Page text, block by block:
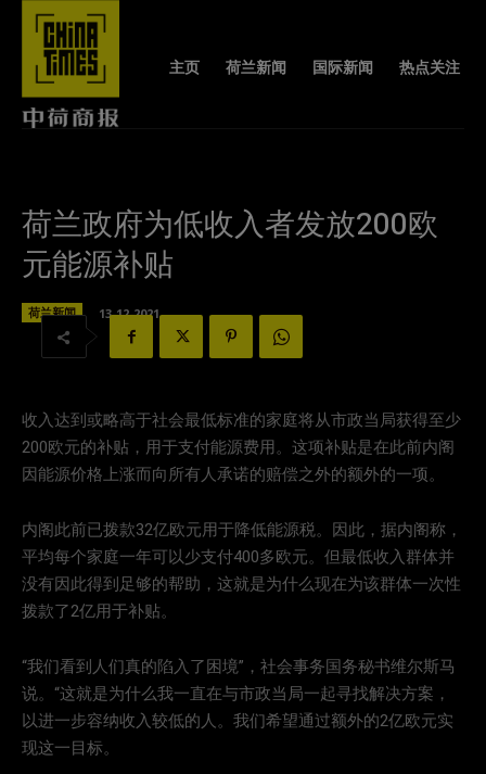
主页 荷兰新闻 国际新闻 热点关注
荷兰政府为低收入者发放200欧
元能源补贴
荷兰新闻 13-12-2021
收入达到或略高于社会最低标准的家庭将从市政当局获得至少
200欧元的补贴，用于支付能源费用。这项补贴是在此前内阁
因能源价格上涨而向所有人承诺的赔偿之外的额外的一项。
内阁此前已拨款32亿欧元用于降低能源税。因此，据内阁称，
平均每个家庭一年可以少支付400多欧元。但最低收入群体并
没有因此得到足够的帮助，这就是为什么现在为该群体一次性
拨款了2亿用于补贴。
“我们看到人们真的陷入了困境”，社会事务国务秘书维尔斯马
说。“这就是为什么我一直在与市政当局一起寻找解决方案，
以进一步容纳收入较低的人。我们希望通过额外的2亿欧元实
现这一目标。